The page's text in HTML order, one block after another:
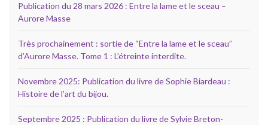
Publication du 28 mars 2026 : Entre la lame et le sceau –
Aurore Masse
Très prochainement : sortie de “Entre la lame et le sceau”
d’Aurore Masse. Tome 1 : L’étreinte interdite.
Novembre 2025: Publication du livre de Sophie Biardeau :
Histoire de l’art du bijou.
Septembre 2025 : Publication du livre de Sylvie Breton-